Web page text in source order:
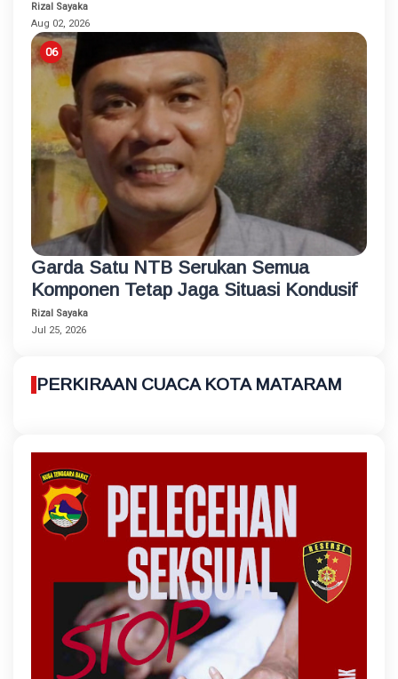
Rizal Sayaka
Aug 02, 2026
Garda Satu NTB Serukan Semua
Komponen Tetap Jaga Situasi Kondusif
Rizal Sayaka
Jul 25, 2026
PERKIRAAN CUACA KOTA MATARAM